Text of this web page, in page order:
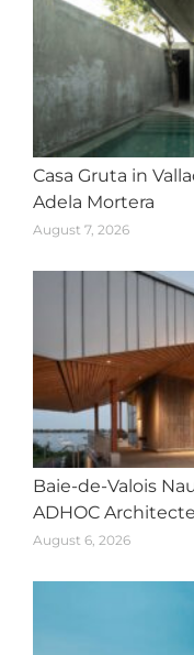
Casa Gruta in
Adela Mortera
August 7, 2026
Baie-de-Valois
ADHOC
August 6, 2026